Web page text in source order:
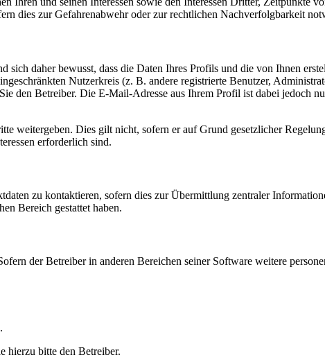
dies zur Gefahrenabwehr oder zur rechtlichen Nachverfolgbarkeit
sich daher bewusst, dass die Daten Ihres Profils und die von Ihnen
Nutzerkreis (z. B. andere registrierte Benutzer,
den Betreiber. Die E-Mail-Adresse aus Ihrem Profil ist dabei jedoch
weitergeben. Dies gilt nicht, sofern er auf Grund gesetzlicher
erforderlich sind.
zu kontaktieren, sofern dies zur Übermittlung zentraler
Bereich gestattet haben.
der Betreiber in anderen Bereichen seiner Software weitere
hierzu bitte den Betreiber.